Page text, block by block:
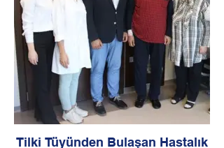
yapılmadan hastalıktan kurtulan Yıldırım,
"Ameliyattan bile çıkamayabileceğim
söylendi. Herkesle vedalaştım. Şimdi çok
şükür iyiyim" dedi.
Tilki Tüyünden Bulaşan Hastalık